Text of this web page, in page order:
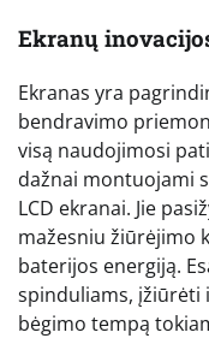
Ekranų
Ekranas yra
bendravimo
visą naudojimosi
dažnai montuojami
LCD ekranai. Jie
mažesniu žiūrėjimo
baterijos energiją.
spinduliams, įžiūrėti
bėgimo tempą